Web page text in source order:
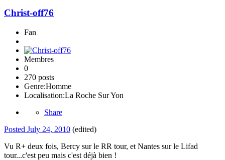
Christ-off76
Fan
Membres
0
270 posts
Genre:Homme
Localisation:La Roche Sur Yon
Share
Posted July 24, 2010 (edited)
Vu R+ deux fois, Bercy sur le RR tour, et Nantes sur le Lifad
tour...c'est peu mais c'est déjà bien !